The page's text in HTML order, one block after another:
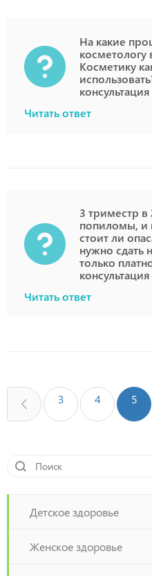
На какие
Косметику
Читать ответ
3 триместр
попиломы, и
стоит ли
нужно сдать
только
Читать ответ
3 4 5
Детское здоровье
Женское здоровье